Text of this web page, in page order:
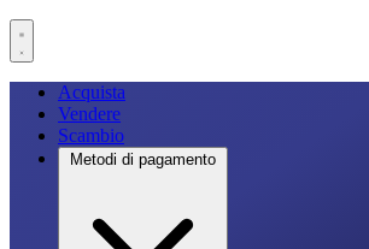
Acquista
Vendere
Scambio
Metodi di pagamento